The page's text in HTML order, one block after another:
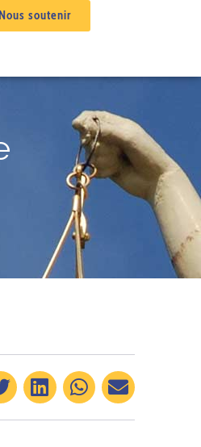
Nous soutenir